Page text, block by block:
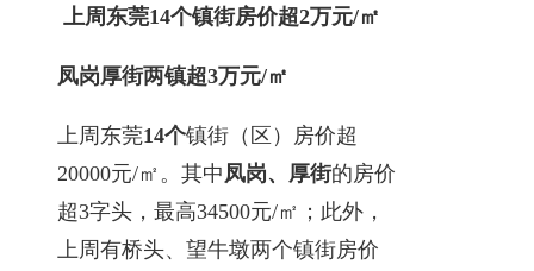
上周东莞14个镇街房价超2万元/㎡
凤岗厚街两镇超3万元/㎡
上周东莞14个镇街（区）房价超
20000元/㎡。其中 凤岗、厚街的房价
超3字头，最高34500元/㎡；此外，
上周有桥头、望牛墩两个镇街房价